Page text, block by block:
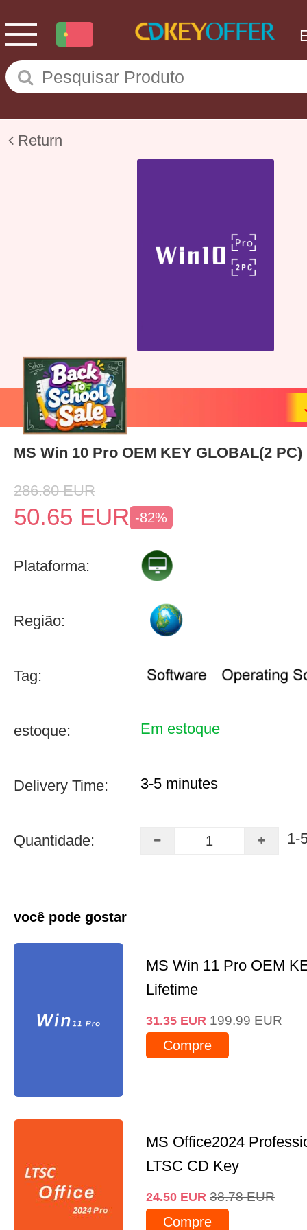
Return
MS Win 10 Pro OEM KEY GLOBAL(2 PC)
286.80 EUR
50.65 EUR -82%
Plataforma:
Região:
Tag:
estoque: Em estoque
Delivery Time: 3-5 minutes
Quantidade: 1-
você pode gostar
MS Win 11 Pro OEM
Lifetime
31.35 EUR 199.99 EUR
Compre
MS Office2024
LTSC CD Key
24.50 EUR 38.78 EUR
Compre